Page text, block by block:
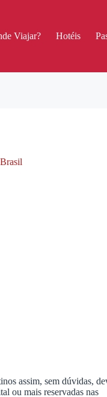
Viajar? Hotéis
assim, sem dúvidas,
ou mais reservadas nas